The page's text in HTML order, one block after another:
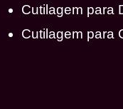
Cutilagem para
Cutilagem para